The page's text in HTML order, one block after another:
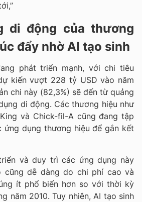
di động của thương
đẩy nhờ AI tạo sinh
phát triển mạnh, với chi tiêu
kiến vượt 228 tỷ USD vào năm
chi này (82,3%) sẽ đến từ quảng
di động. Các thương hiệu như
và Chick-fil-A cũng đang tập
ứng dụng thương hiệu để gắn kết
và duy trì các ứng dụng này
cũng dễ dàng do chi phí cao và
ít phổ biến hơn so với thời kỳ
năm 2010. Tuy nhiên, AI tạo sinh